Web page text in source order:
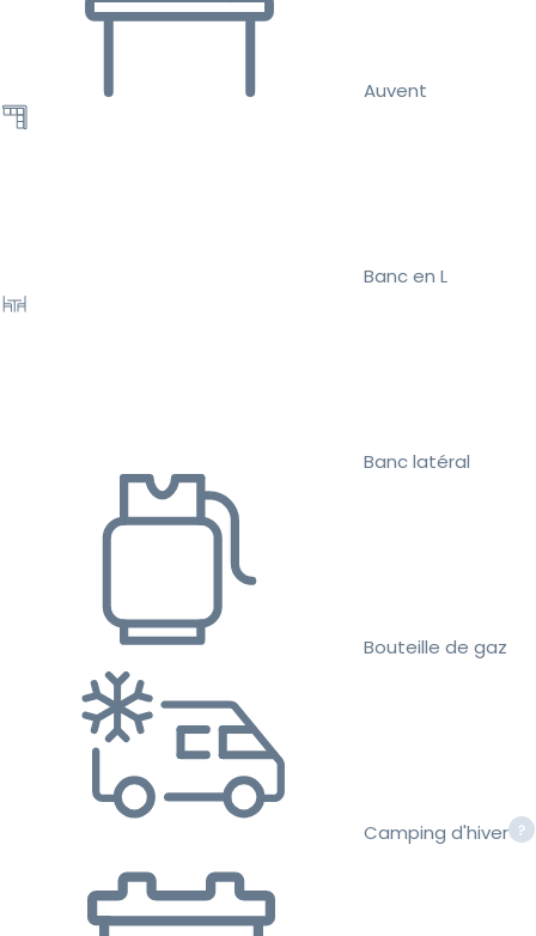
Auvent
Banc en L
Banc latéral
Bouteille de gaz
Camping d'hiver